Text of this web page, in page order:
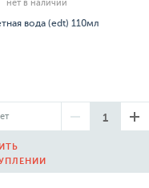
нет в наличии
вода (edt) 110мл